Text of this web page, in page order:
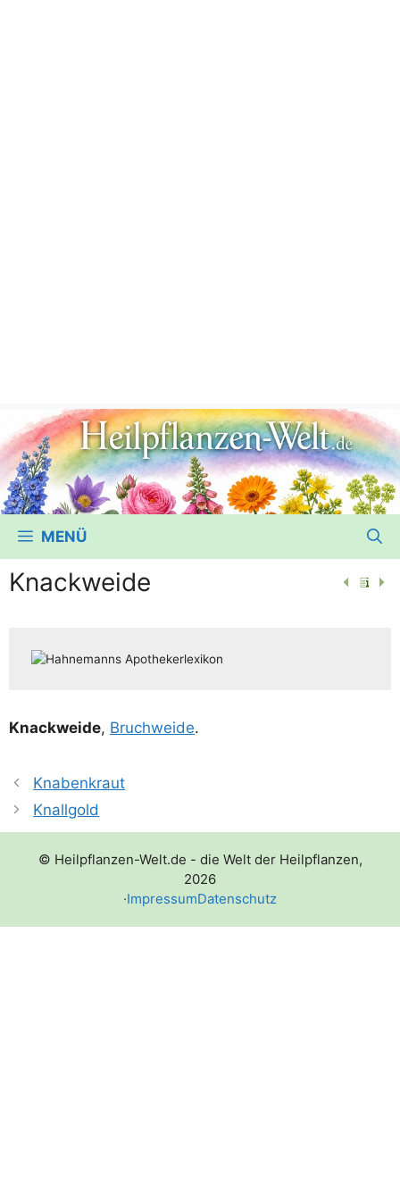
MENÜ
Knackweide
Knack­wei­de, Bruch­wei­de.
Knabenkraut
Knallgold
© Heilpflanzen-Welt.de - die Welt der Heilpflanzen,
2026
·ImpressumDatenschutz